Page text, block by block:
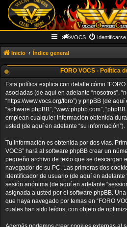
VOCS Identificarse
Inicio Índice general
FORO VOCS - Política
Esta política explica con detalle cómo
asociadas (de aquí en adelante “nosotros”,
“https://www.vocs.org/foro”) y phpBB (de aquí
“software phpBB”, “www.phpbb.com”,
emplean cualquier información obtenida
usted (de aquí en adelante “su información”).
Tu información es obtenida por dos vías.
VOCS” hará al software phpBB crear un
pequeño archivo de texto que se descargan
navegador de su PC. Las primeras dos
identificador de usuario (de aquí en adelante
sesión anónima (de aquí en adelante
asignada a usted por el software phpBB.
que haya navegado por temas en “FORO
cuales han sido leídos, con objeto de